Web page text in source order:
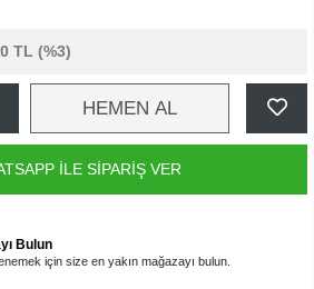
TL (%3)
HEMEN AL
İLE SİPARİŞ VER
Bulun
için size en yakın mağazayı bulun.